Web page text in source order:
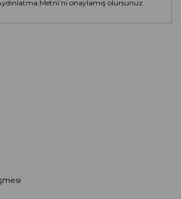
Metni’ni onaylamış olursunuz.